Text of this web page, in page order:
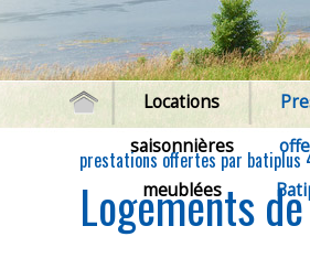
Locations
saisonnières
meublées
prestations offertes par batiplus
Logements